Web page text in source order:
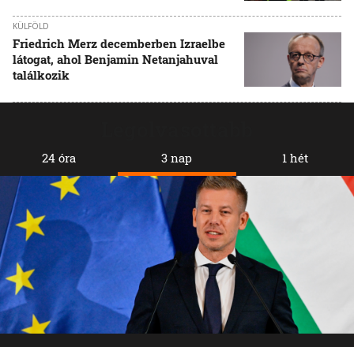
KÜLFÖLD
Friedrich Merz decemberben Izraelbe
látogat, ahol Benjamin Netanjahuval
találkozik
24 óra 3 nap 1 hét